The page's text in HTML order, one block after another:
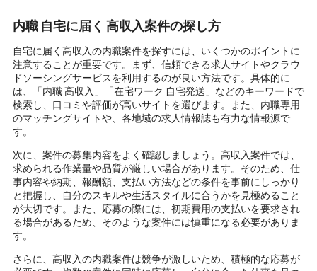
内職 自宅に届く 高収入案件の探し方
自宅に届く高収入の内職案件を探すには、いくつかのポイントに
注意することが重要です。まず、信頼できる求人サイトやクラウ
ドソーシングサービスを利用するのが良い方法です。具体的に
は、「内職 高収入」「在宅ワーク 自宅発送」などのキーワードで
検索し、口コミや評価が高いサイトを選びます。また、内職専用
のマッチングサイトや、各地域の求人情報誌も有力な情報源で
す。
次に、案件の募集内容をよく確認しましょう。高収入案件では、
求められる作業量や品質が厳しい場合があります。そのため、仕
事内容や納期、報酬額、支払い方法などの条件を事前にしっかり
と把握し、自分のスキルや生活スタイルに合うかを見極めること
が大切です。また、応募の際には、初期費用の支払いを要求され
る場合があるため、そのような案件には慎重になる必要がありま
す。
さらに、高収入の内職案件は競争が激しいため、積極的な応募が